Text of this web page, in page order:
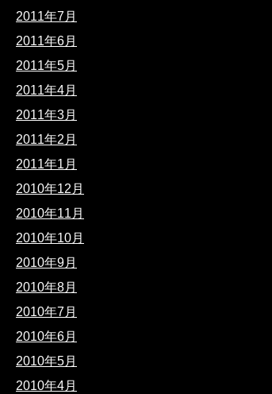
2011年7月
2011年6月
2011年5月
2011年4月
2011年3月
2011年2月
2011年1月
2010年12月
2010年11月
2010年10月
2010年9月
2010年8月
2010年7月
2010年6月
2010年5月
2010年4月